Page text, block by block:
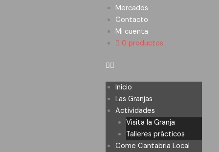
Mercados
Contacto
Mi cuenta
0 productos
Inicio
Las Granjas
Actividades
Visita la Granja
Talleres prácticos
Come Cantabria Local